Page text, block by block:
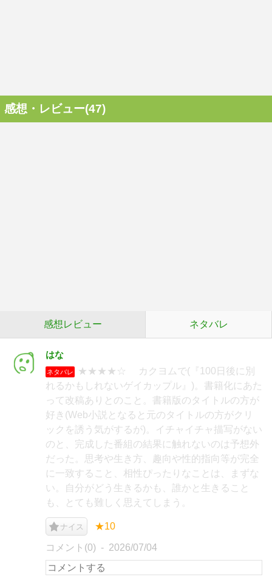
感想・レビュー(47)
感想レビュー ネタバレ
はな
ネタバレ
★★★★☆ カクヨムで(『100日後に別
れるかもしれないゲイカップル』)。書籍化にあた
って改稿ありとのこと。書籍版のタイトルの方が
好き(Web小説となると元のタイトルの方がクリ
ックを誘う気がするが)。イチャイチャ描写がない
のと、完成した番組の結果に触れないのは予想外
だった。思考や生き方、趣向や性的指向等が完全
に一致すること、相性ぴったりなことは、まずな
い。自分がどう生きるかも、誰かと生きること
も、とても難しく思えてしまう。
ナイス ★10
コメント(0) 2026/07/04